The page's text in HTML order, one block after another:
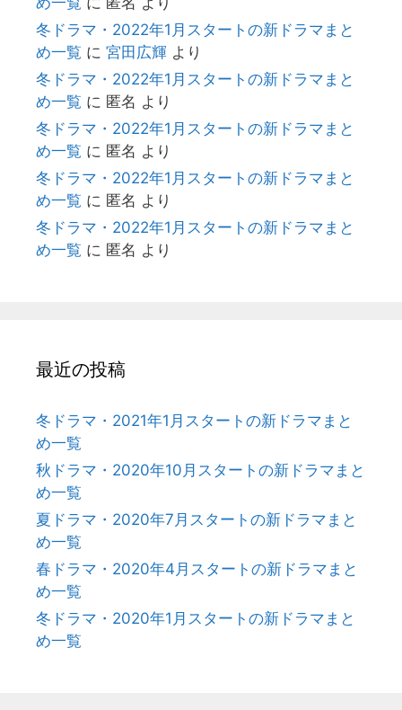
冬ドラマ・2022年1月スタートの新ドラマまと
め一覧 に 宮田広輝 より
冬ドラマ・2022年1月スタートの新ドラマまと
め一覧 に 匿名 より
冬ドラマ・2022年1月スタートの新ドラマまと
め一覧 に 匿名 より
冬ドラマ・2022年1月スタートの新ドラマまと
め一覧 に 匿名 より
冬ドラマ・2022年1月スタートの新ドラマまと
め一覧 に 匿名 より
最近の投稿
冬ドラマ・2021年1月スタートの新ドラマまと
め一覧
秋ドラマ・2020年10月スタートの新ドラマまと
め一覧
夏ドラマ・2020年7月スタートの新ドラマまと
め一覧
春ドラマ・2020年4月スタートの新ドラマまと
め一覧
冬ドラマ・2020年1月スタートの新ドラマまと
め一覧